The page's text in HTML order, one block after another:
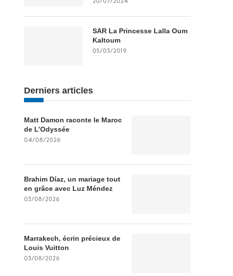
SAR La Princesse Lalla Oum
Kaltoum
05/03/2019
Derniers articles
Matt Damon raconte le Maroc
de L’Odyssée
04/08/2026
Brahim Díaz, un mariage tout
en grâce avec Luz Méndez
03/08/2026
Marrakech, écrin précieux de
Louis Vuitton
03/08/2026